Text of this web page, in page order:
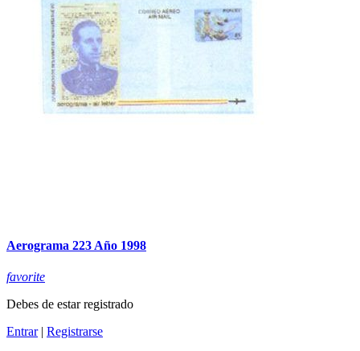
Aerograma 223 Año 1998
favorite
Debes de estar registrado
Entrar| Registrarse